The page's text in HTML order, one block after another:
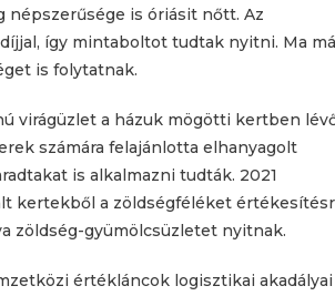
népszerűsége is óriásit nőtt. Az
így mintaboltot tudtak nyitni. Ma
is folytatnak.
virágüzlet a házuk mögötti kertben
számára felajánlotta elhanyagolt
is alkalmazni tudták. 2021
kertekből a zöldségféléket
zöldség-gyümölcsüzletet nyitnak.
értékláncok logisztikai akadályai